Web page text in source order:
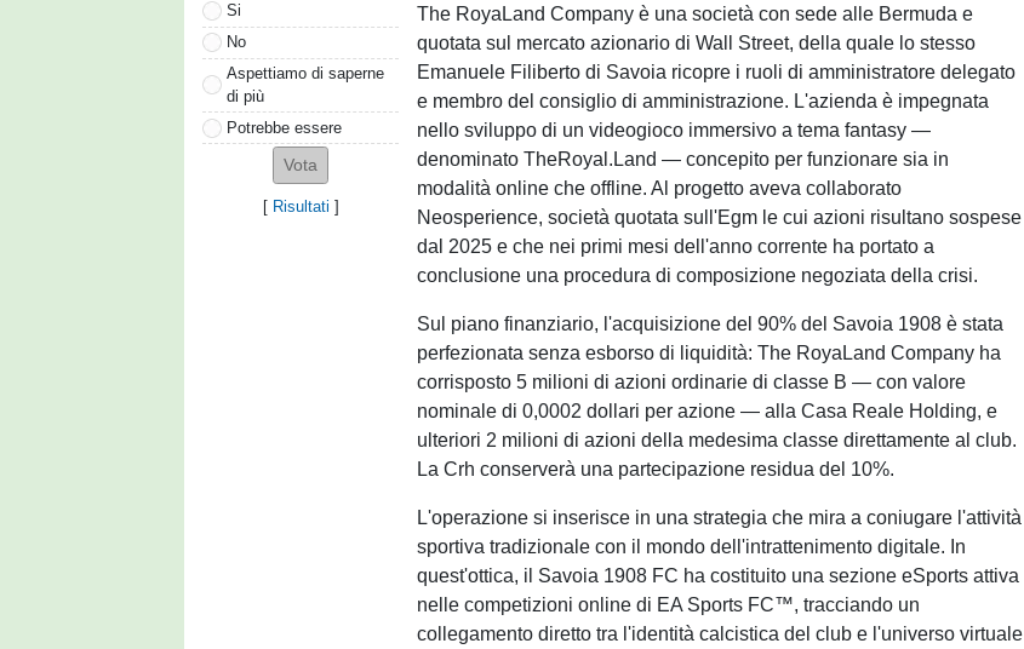
Si
No
Aspettiamo di saperne
di più
Potrebbe essere
[ Risultati ]
The RoyaLand Company è una società con sede alle Bermuda e
quotata sul mercato azionario di Wall Street, della quale lo stesso
Emanuele Filiberto di Savoia ricopre i ruoli di amministratore delegato
e membro del consiglio di amministrazione. L'azienda è impegnata
nello sviluppo di un videogioco immersivo a tema fantasy —
denominato TheRoyal.Land — concepito per funzionare sia in
modalità online che offline. Al progetto aveva collaborato
Neosperience, società quotata sull'Egm le cui azioni risultano sospese
dal 2025 e che nei primi mesi dell'anno corrente ha portato a
conclusione una procedura di composizione negoziata della crisi.
Sul piano finanziario, l'acquisizione del 90% del Savoia 1908 è stata
perfezionata senza esborso di liquidità: The RoyaLand Company ha
corrisposto 5 milioni di azioni ordinarie di classe B — con valore
nominale di 0,0002 dollari per azione — alla Casa Reale Holding, e
ulteriori 2 milioni di azioni della medesima classe direttamente al club.
La Crh conserverà una partecipazione residua del 10%.
L'operazione si inserisce in una strategia che mira a coniugare l'attività
sportiva tradizionale con il mondo dell'intrattenimento digitale. In
quest'ottica, il Savoia 1908 FC ha costituito una sezione eSports attiva
nelle competizioni online di EA Sports FC™, tracciando un
collegamento diretto tra l'identità calcistica del club e l'universo virtuale